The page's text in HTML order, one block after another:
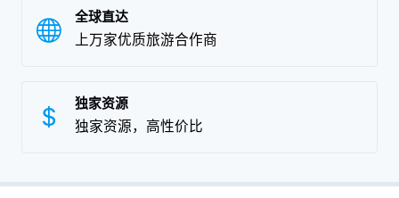
全球直达
上万家优质旅游合作商
独家资源
独家资源，高性价比